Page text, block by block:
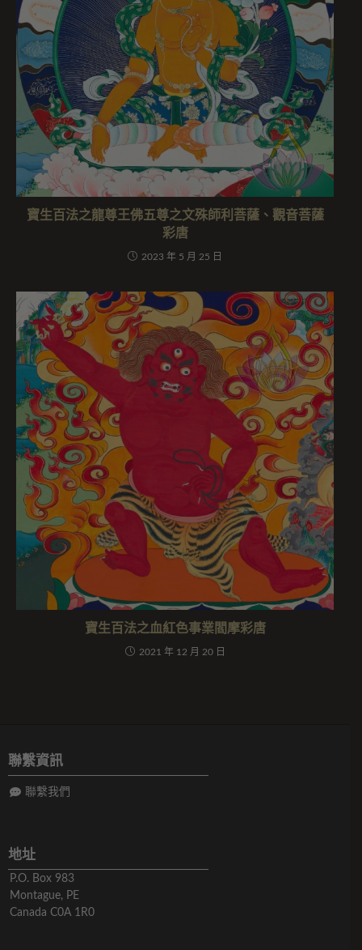
寶生百法之龍尊王佛五尊之文殊師利菩薩、觀音菩薩
彩唐
2023 年 5 月 25 日
寶生百法之血紅色事業閻摩彩唐
2021 年 12 月 20 日
聯繫資訊
聯繫我們
地址
P.O. Box 983
Montague, PE
Canada C0A 1R0